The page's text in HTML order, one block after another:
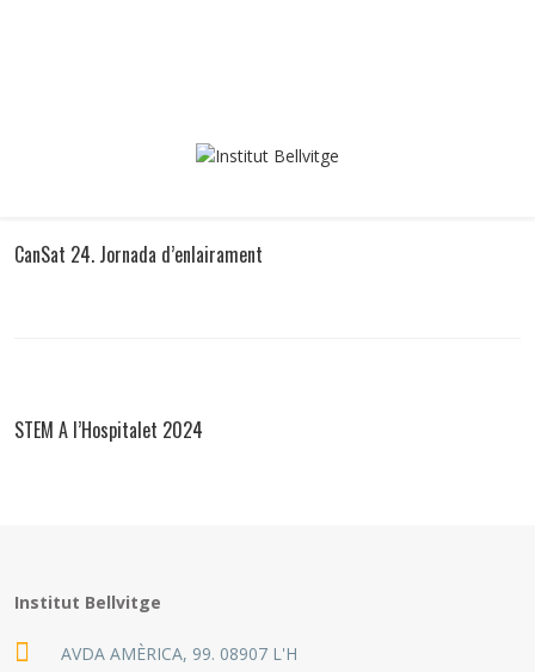
CanSat 24. Jornada d’enlairament
STEM A l’Hospitalet 2024
Institut Bellvitge
AVDA AMÈRICA, 99. 08907 L'H